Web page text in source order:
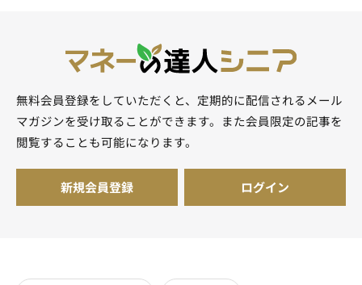
無料会員登録をしていただくと、定期的に配信されるメール
マガジンを受け取ることができます。また会員限定の記事を
閲覧することも可能になります。
新規会員登録 ログイン